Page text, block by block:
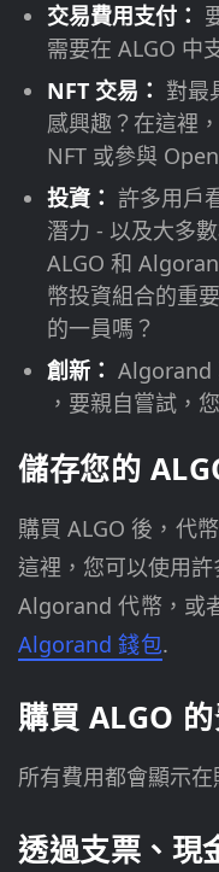
交易費用支付：
需要在 ALGO 中
NFT 交易： 對最
感興趣？在這裡
NFT 或參與
投資： 許多用戶
潛力 - 以及大多
ALGO 和
幣投資組合的重
的一員嗎？
創新： Algorand
，要親自嘗試，
儲存您的
購買 ALGO 後，代
這裡，您可以使用
Algorand 代幣，或
Algorand 錢包.
購買 ALGO
所有費用都會顯示
透過支票、現